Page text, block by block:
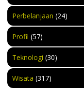
Perbelanjaan (24)
Profil (57)
Teknologi (30)
Wisata (317)